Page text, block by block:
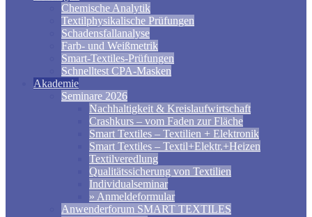
Chemische Analytik
Textilphysikalische Prüfungen
Schadensfallanalyse
Farb- und Weißmetrik
Smart-Textiles-Prüfungen
Schnelltest CPA-Masken
Akademie
Seminare 2026
Nachhaltigkeit & Kreislaufwirtschaft
Crashkurs – vom Faden zur Fläche
Smart Textiles – Textilien + Elektronik
Smart Textiles – Textil+Elektr.+Heizen
Textilveredlung
Qualitätssicherung von Textilien
Individualseminar
» Anmeldeformular
Anwenderforum SMART TEXTILES